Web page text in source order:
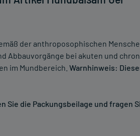
der anthroposophischen
Abbauvorgänge bei akuten und
im Mundbereich. Warnhinweis:
Sie die Packungsbeilage und fragen